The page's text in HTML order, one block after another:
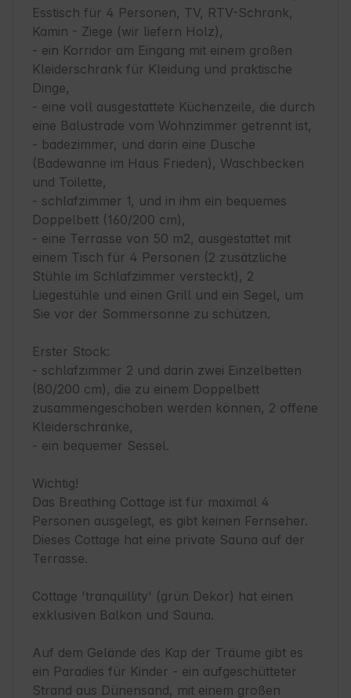
Esstisch für 4 Personen, TV, RTV-Schrank,
Kamin - Ziege (wir liefern Holz),
- ein Korridor am Eingang mit einem großen
Kleiderschrank für Kleidung und praktische
Dinge,
- eine voll ausgestattete Küchenzeile, die durch
eine Balustrade vom Wohnzimmer getrennt ist,
- badezimmer, und darin eine Dusche
(Badewanne im Haus Frieden), Waschbecken
und Toilette,
- schlafzimmer 1, und in ihm ein bequemes
Doppelbett (160/200 cm),
- eine Terrasse von 50 m2, ausgestattet mit
einem Tisch für 4 Personen (2 zusätzliche
Stühle im Schlafzimmer versteckt), 2
Liegestühle und einen Grill und ein Segel, um
Sie vor der Sommersonne zu schützen.
Erster Stock:
- schlafzimmer 2 und darin zwei Einzelbetten
(80/200 cm), die zu einem Doppelbett
zusammengeschoben werden können, 2 offene
Kleiderschränke,
- ein bequemer Sessel.
Wichtig!
Das Breathing Cottage ist für maximal 4
Personen ausgelegt, es gibt keinen Fernseher.
Dieses Cottage hat eine private Sauna auf der
Terrasse.
Cottage 'tranquillity' (grün Dekor) hat einen
exklusiven Balkon und Sauna.
Auf dem Gelände des Kap der Träume gibt es
ein Paradies für Kinder - ein aufgeschütteter
Strand aus Dünensand, mit einem großen